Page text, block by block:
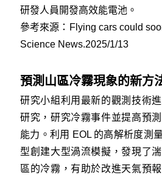
研發人員開發高效能電池。
參考來源： Flying cars could
Science News.2025/1/13
預測山區冷霧現象的新方
研究小組利用最新的觀測技術
研究，研究冷霧事件並提高預
能力。利用 EOL 的高解析度測
型創建大型渦流模擬，發現了
區的冷霧，有助於改進天氣預